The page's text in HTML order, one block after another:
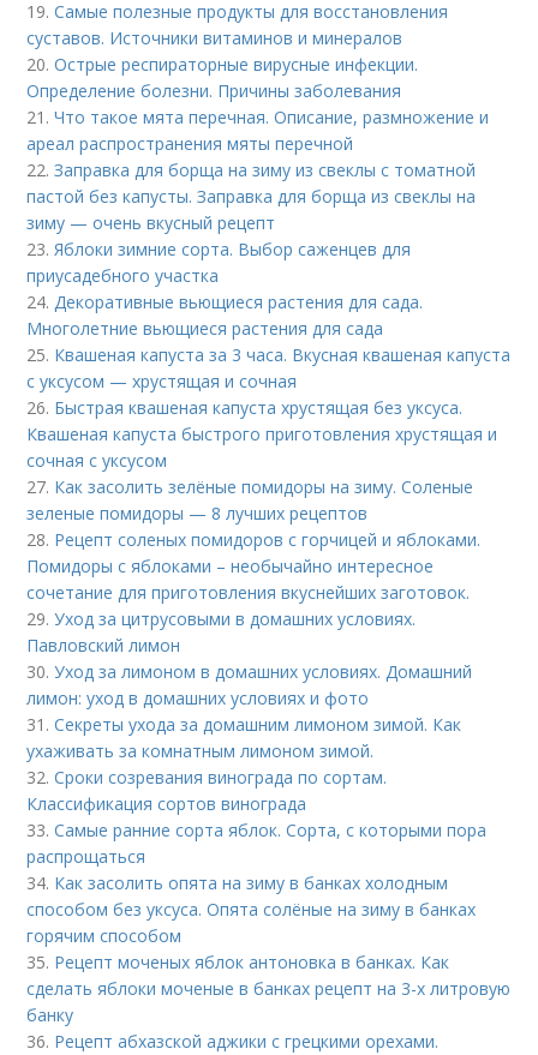
19.Самые полезные продукты для восстановления
суставов. Источники витаминов и минералов
20.Острые респираторные вирусные инфекции.
Определение болезни. Причины заболевания
21.Что такое мята перечная. Описание, размножение и
ареал распространения мяты перечной
22.Заправка для борща на зиму из свеклы с томатной
пастой без капусты. Заправка для борща из свеклы на
зиму — очень вкусный рецепт
23.Яблоки зимние сорта. Выбор саженцев для
приусадебного участка
24.Декоративные вьющиеся растения для сада.
Многолетние вьющиеся растения для сада
25. Квашеная капуста за 3 часа. Вкусная квашеная капуста
с уксусом — хрустящая и сочная
26. Быстрая квашеная капуста хрустящая без уксуса.
Квашеная капуста быстрого приготовления хрустящая и
сочная с уксусом
27. Как засолить зелёные помидоры на зиму. Соленые
зеленые помидоры — 8 лучших рецептов
28. Рецепт соленых помидоров с горчицей и яблоками.
Помидоры с яблоками – необычайно интересное
сочетание для приготовления вкуснейших заготовок.
29.Уход за цитрусовыми в домашних условиях.
Павловский лимон
30.Уход за лимоном в домашних условиях. Домашний
лимон: уход в домашних условиях и фото
31.Секреты ухода за домашним лимоном зимой. Как
ухаживать за комнатным лимоном зимой.
32.Сроки созревания винограда по сортам.
Классификация сортов винограда
33.Самые ранние сорта яблок. Сорта, с которыми пора
распрощаться
34. Как засолить опята на зиму в банках холодным
способом без уксуса. Опята солёные на зиму в банках
горячим способом
35. Рецепт моченых яблок антоновка в банках. Как
сделать яблоки моченые в банках рецепт на 3-х литровую
банку
36. Рецепт абхазской аджики с грецкими орехами.